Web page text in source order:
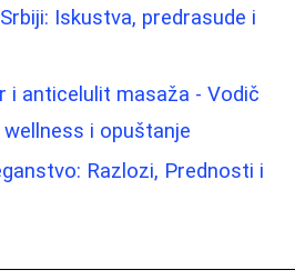
Iskustva, predrasude i
i anticelulit masaža - Vodič
i opuštanje
Razlozi, Prednosti i